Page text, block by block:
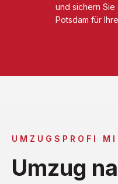
und sichern
Potsdam für
UMZUGSPROFI
Umzug